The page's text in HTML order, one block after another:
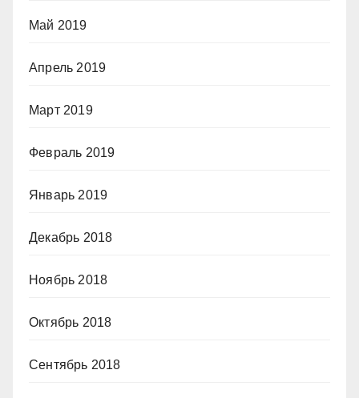
Май 2019
Апрель 2019
Март 2019
Февраль 2019
Январь 2019
Декабрь 2018
Ноябрь 2018
Октябрь 2018
Сентябрь 2018